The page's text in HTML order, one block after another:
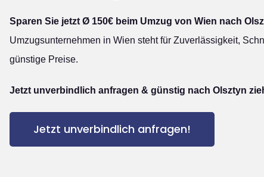
Sparen Sie jetzt Ø 150€ beim Umzug von Wien nach
Umzugsunternehmen in Wien steht für Zuverlässigkeit,
günstige Preise.
Jetzt unverbindlich anfragen & günstig nach Olsztyn
Jetzt unverbindlich anfragen!